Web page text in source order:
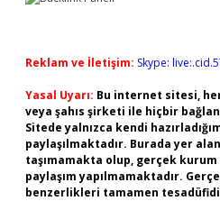
Reklam ve İletişim: Skype:
Yasal Uyarı: Bu internet sitesi,
veya şahıs şirketi ile hiçbir
Sitede yalnızca kendi
paylaşılmaktadır. Burada yer
taşımamakta olup, gerçek
paylaşım yapılmamaktadır.
benzerlikleri tamamen